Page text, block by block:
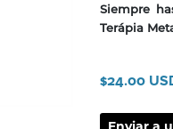
Siempre
Terápia
$24.00